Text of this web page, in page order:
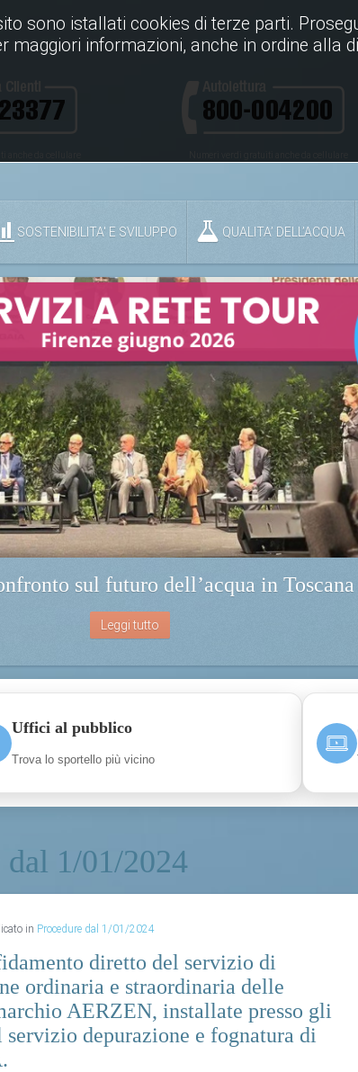
SOSTENIBILITA' E SVILUPPO QUALITA’ DELL’ACQUA
sul futuro dell’acqua in Toscana
Leggi tutto
Uffici al pubblico
Trova lo sportello più vicino
dal 1/01/2024
in Procedure dal 1/01/2024
diretto del servizio di
ordinaria e straordinaria delle
AERZEN, installate presso gli
depurazione e fognatura di
sono istallati cookies di terze parti.
maggiori informazioni, anche in ordine alla